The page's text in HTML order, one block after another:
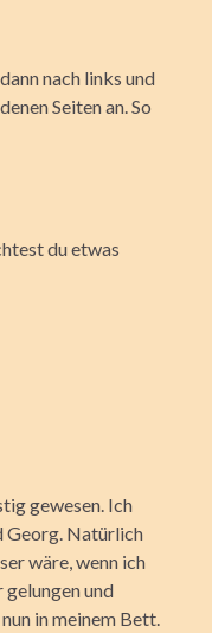
nach links und
Seiten an. So
du etwas
gewesen. Ich
Georg. Natürlich
wäre, wenn ich
und
in meinem Bett.